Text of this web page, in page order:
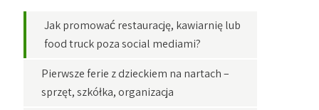
Jak promować restaurację, kawiarnię lub
food truck poza social mediami?
Pierwsze ferie z dzieckiem na nartach –
sprzęt, szkółka, organizacja